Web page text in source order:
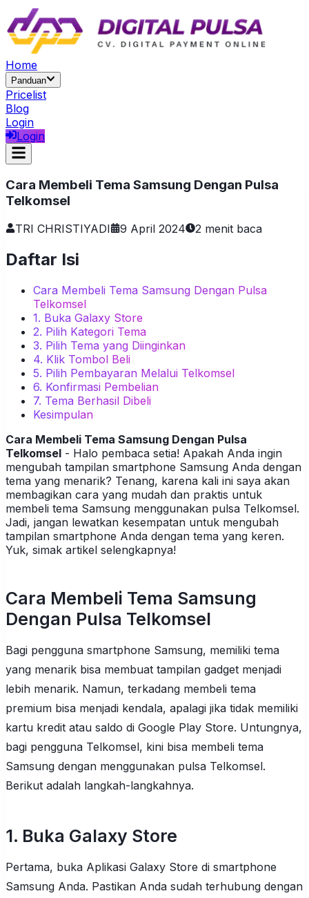
Home
Panduan
Pricelist
Blog
Login
Login
Cara Membeli Tema Samsung Dengan Pulsa
Telkomsel
TRI CHRISTIYADI 9 April 2024 2 menit baca
Daftar Isi
Cara Membeli Tema Samsung Dengan Pulsa
Telkomsel
1. Buka Galaxy Store
2. Pilih Kategori Tema
3. Pilih Tema yang Diinginkan
4. Klik Tombol Beli
5. Pilih Pembayaran Melalui Telkomsel
6. Konfirmasi Pembelian
7. Tema Berhasil Dibeli
Kesimpulan
Cara Membeli Tema Samsung Dengan Pulsa
Telkomsel - Halo pembaca setia! Apakah Anda ingin
mengubah tampilan smartphone Samsung Anda dengan
tema yang menarik? Tenang, karena kali ini saya akan
membagikan cara yang mudah dan praktis untuk
membeli tema Samsung menggunakan pulsa Telkomsel.
Jadi, jangan lewatkan kesempatan untuk mengubah
tampilan smartphone Anda dengan tema yang keren.
Yuk, simak artikel selengkapnya!
Cara Membeli Tema Samsung
Dengan Pulsa Telkomsel
Bagi pengguna smartphone Samsung, memiliki tema
yang menarik bisa membuat tampilan gadget menjadi
lebih menarik. Namun, terkadang membeli tema
premium bisa menjadi kendala, apalagi jika tidak memiliki
kartu kredit atau saldo di Google Play Store. Untungnya,
bagi pengguna Telkomsel, kini bisa membeli tema
Samsung dengan menggunakan pulsa Telkomsel.
Berikut adalah langkah-langkahnya.
1. Buka Galaxy Store
Pertama, buka Aplikasi Galaxy Store di smartphone
Samsung Anda. Pastikan Anda sudah terhubung dengan